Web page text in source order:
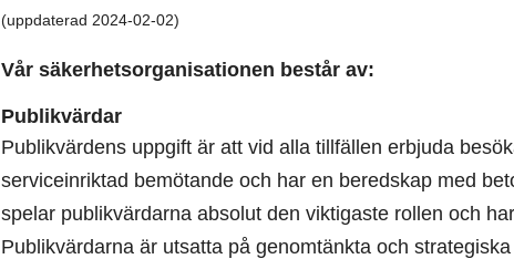
(uppdaterad 2024-02-02)
Vår säkerhetsorganisationen består av:
Publikvärdar
Publikvärdens uppgift är att vid alla tillfällen erbjuda
serviceinriktad bemötande och har en beredskap med
spelar publikvärdarna absolut den viktigaste rollen och
Publikvärdarna är utsatta på genomtänkta och